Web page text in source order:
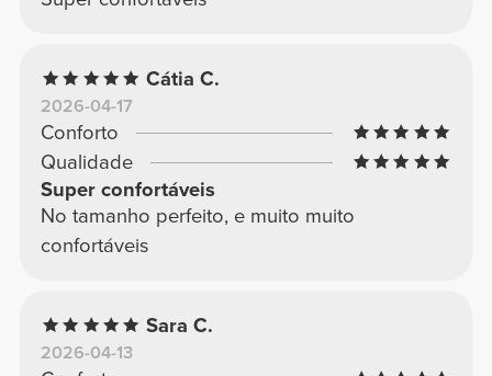
Cátia C.
2026-04-17
Conforto
Qualidade
Super confortáveis
No tamanho perfeito, e muito muito
confortáveis
Sara C.
2026-04-13